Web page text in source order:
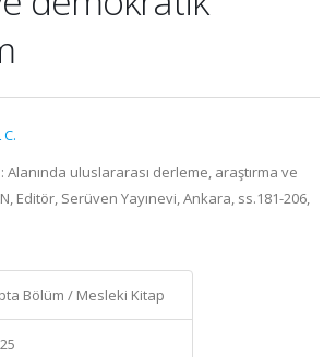
Alanında uluslararası derleme, araştırma ve
Editör, Serüven Yayınevi, Ankara, ss.181-206,
Bölüm / Mesleki Kitap